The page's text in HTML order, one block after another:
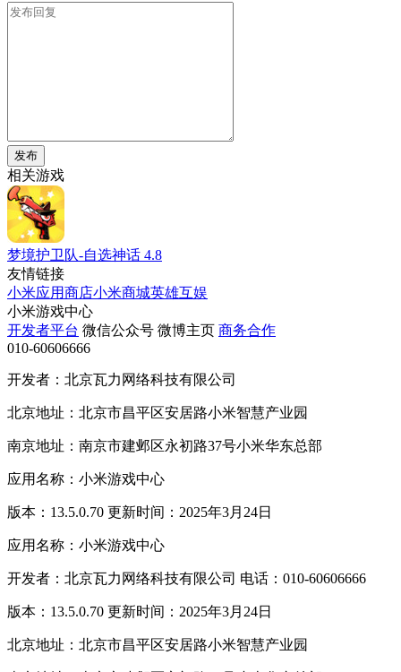
发布
相关游戏
梦境护卫队-自选神话 4.8
友情链接
小米应用商店小米商城英雄互娱
小米游戏中心
开发者平台 微信公众号 微博主页 商务合作
010-60606666
开发者：北京瓦力网络科技有限公司
北京地址：北京市昌平区安居路小米智慧产业园
南京地址：南京市建邺区永初路37号小米华东总部
应用名称：小米游戏中心
版本：13.5.0.70 更新时间：2025年3月24日
应用名称：小米游戏中心
开发者：北京瓦力网络科技有限公司 电话：010-60606666
版本：13.5.0.70 更新时间：2025年3月24日
北京地址：北京市昌平区安居路小米智慧产业园